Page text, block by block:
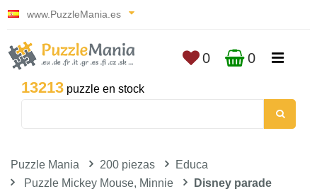
www.PuzzleMania.es
13213 puzzle en stock
0 0
Puzzle Mania 200 piezas
Educa
Puzzle Mickey Mouse, Minnie
Disney parade